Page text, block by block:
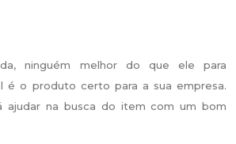
ninguém melhor do que ele para
é o produto certo para a sua empresa.
ajudar na busca do item com um bom